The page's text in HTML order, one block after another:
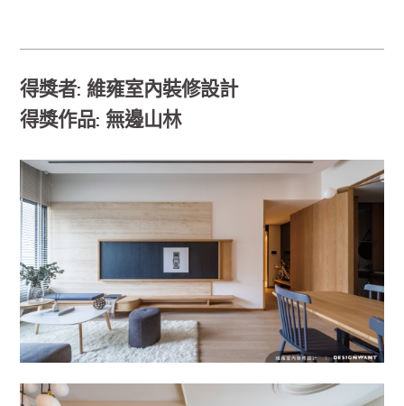
得獎者: 維雍室內裝修設計
得獎作品: 無邊山林